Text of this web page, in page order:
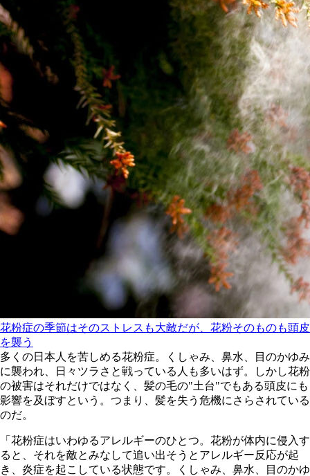
花粉症の季節はそのストレスも大敵だが、花粉そのものも頭皮
を襲う
多くの日本人を苦しめる花粉症。くしゃみ、鼻水、目のかゆみ
に襲われ、日々ツラさと戦っている人も多いはず。しかし花粉
の被害はそれだけではなく、髪の毛の"土台"でもある頭皮にも
影響を及ぼすという。つまり、髪を失う危機にさらされている
のだ。
「花粉症はいわゆるアレルギーのひとつ。花粉が体内に侵入す
ると、それを敵とみなして追い出そうとアレルギー反応が起
き、炎症を起こしている状態です。くしゃみ、鼻水、目のかゆ